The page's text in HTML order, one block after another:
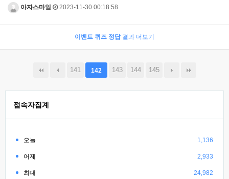
아자스마일 2023-11-30 00:18:58
이벤트 퀴즈 정답결과 더보기
141 142 143 144 145
접속자집계
오늘 1,136
어제 2,933
최대 24,982